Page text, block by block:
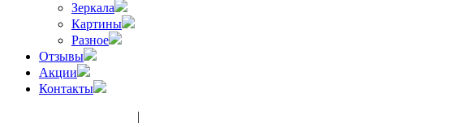
Зеркала
Картины
Разное
Отзывы
Акции
Контакты
|